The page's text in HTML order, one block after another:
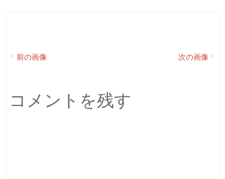
前の画像 次の画像
コメントを残す